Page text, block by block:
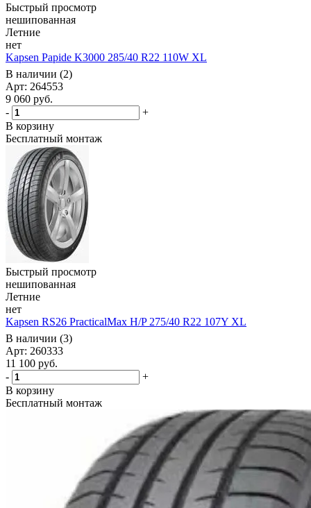
Быстрый просмотр
нешипованная
Летние
нет
Kapsen Papide K3000 285/40 R22 110W XL
В наличии (2)
Арт: 264553
9 060 руб.
-
+
В корзину
Бесплатный монтаж
Быстрый просмотр
нешипованная
Летние
нет
Kapsen RS26 PracticalMax H/P 275/40 R22 107Y XL
В наличии (3)
Арт: 260333
11 100 руб.
-
+
В корзину
Бесплатный монтаж